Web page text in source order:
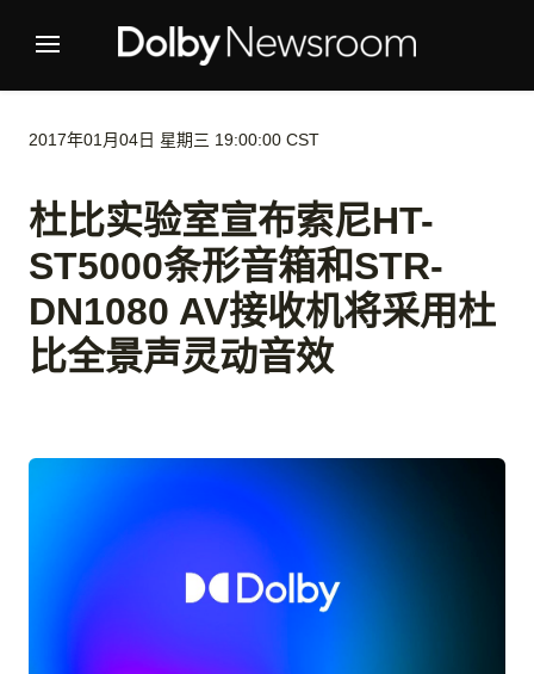
2017年01月04日 星期三 19:00:00 CST
杜比实验室宣布索尼HT-
ST5000条形音箱和STR-
DN1080 AV接收机将采用杜
比全景声灵动音效